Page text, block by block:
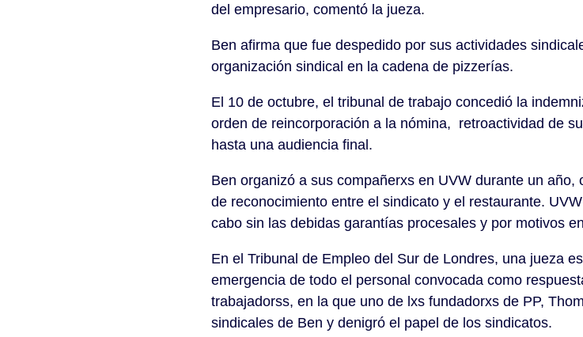
del empresario, comentó la jueza.
Ben afirma que fue despedido por sus actividades
organización sindical en la cadena de pizzerías.
El 10 de octubre, el tribunal de trabajo concedió la
orden de reincorporación a la nómina, retroactividad de
hasta una audiencia final.
Ben organizó a sus compañerxs en UVW durante un
de reconocimiento entre el sindicato y el restaurante.
cabo sin las debidas garantías procesales y por motivos
En el Tribunal de Empleo del Sur de Londres, una jueza
emergencia de todo el personal convocada como
trabajadorss, en la que uno de lxs fundadorxs de PP,
sindicales de Ben y denigró el papel de los sindicatos.